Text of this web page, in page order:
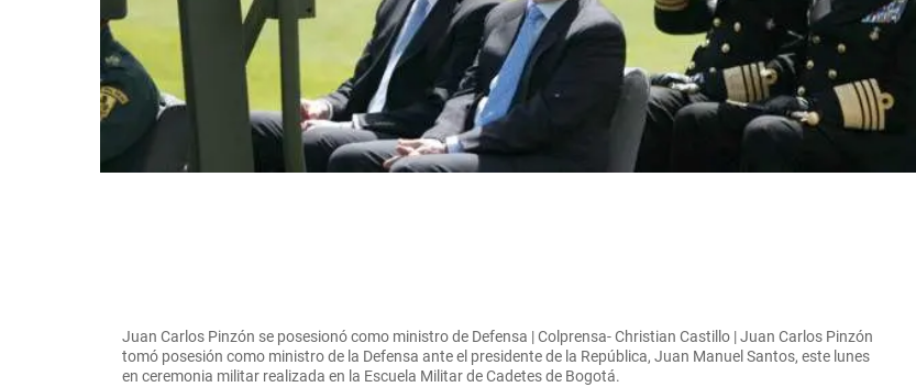
Juan Carlos Pinzón se posesionó como ministro de Defensa | Colprensa- Christian Castillo | Juan Carlos Pinzón
tomó posesión como ministro de la Defensa ante el presidente de la República, Juan Manuel Santos, este lunes
en ceremonia militar realizada en la Escuela Militar de Cadetes de Bogotá.